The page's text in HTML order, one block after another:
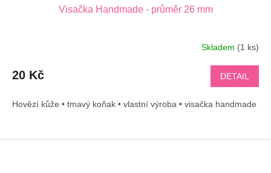
Visačka Handmade - průměr 26 mm
Skladem (1 ks)
20 Kč DETAIL
Hovězí kůže • tmavý koňak • vlastní výroba • visačka handmade